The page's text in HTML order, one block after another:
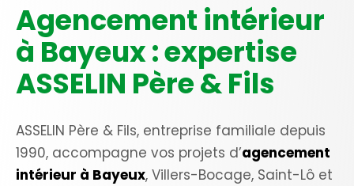
Agencement intérieur
à Bayeux : expertise
ASSELIN Père & Fils
ASSELIN Père & Fils, entreprise familiale depuis
1990, accompagne vos projets d’agencement
intérieur à Bayeux, Villers-Bocage, Saint-Lô et